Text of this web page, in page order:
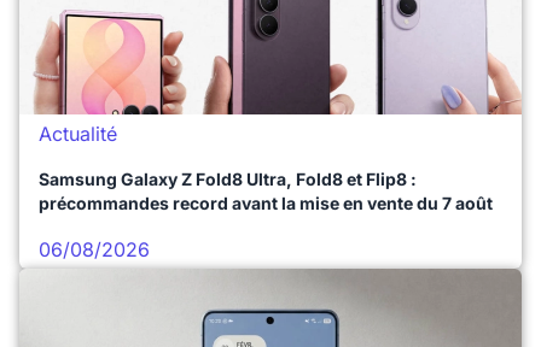
Actualité
Samsung Galaxy Z Fold8 Ultra, Fold8 et Flip8 :
précommandes record avant la mise en vente du 7 août
06/08/2026